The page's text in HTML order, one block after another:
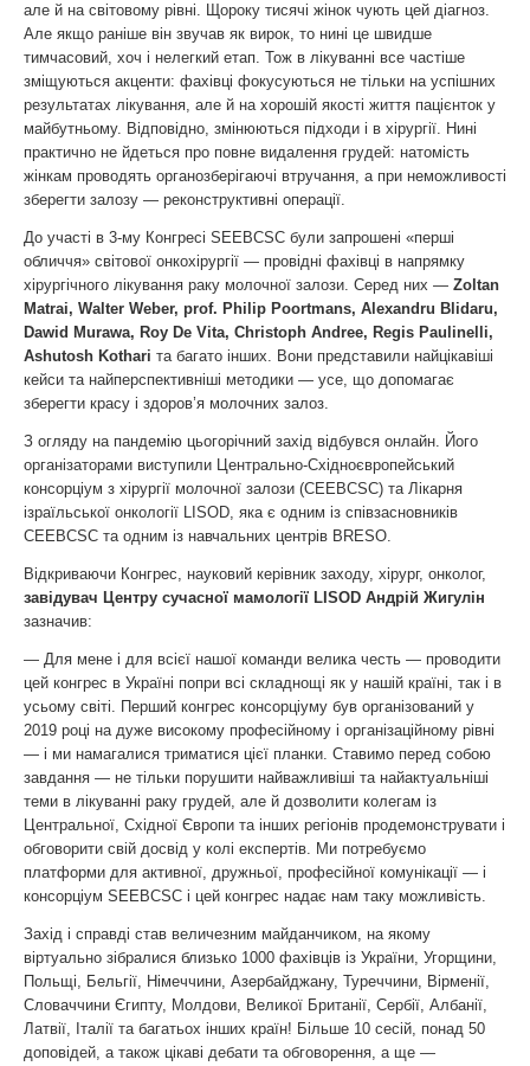
але й на світовому рівні. Щороку тисячі жінок чують цей діагноз.
Але якщо раніше він звучав як вирок, то нині це швидше
тимчасовий, хоч і нелегкий етап. Тож в лікуванні все частіше
зміщуються акценти: фахівці фокусуються не тільки на успішних
результатах лікування, але й на хорошій якості життя пацієнток у
майбутньому. Відповідно, змінюються підходи і в хірургії. Нині
практично не йдеться про повне видалення грудей: натомість
жінкам проводять органозберігаючі втручання, а при неможливості
зберегти залозу — реконструктивні операції.
До участі в 3-му Конгресі SEEBCSC були запрошені «перші
обличчя» світової онкохірургії — провідні фахівці в напрямку
хірургічного лікування раку молочної залози. Серед них — Zoltan
Matrai, Walter Weber, рrof. Philip Poortmans, Alexandru Blidaru,
Dawid Murawa, Roy De Vita, Christoph Andree, Regis Paulinelli,
Ashutosh Kothari та багато інших. Вони представили найцікавіші
кейси та найперспективніші методики — усе, що допомагає
зберегти красу і здоров’я молочних залоз.
З огляду на пандемію цьогорічний захід відбувся онлайн. Його
організаторами виступили Центрально-Східноєвропейський
консорціум з хірургії молочної залози (CEEBCSC) та Лікарня
ізраїльської онкології LISOD, яка є одним із співзасновників
CEEBCSC та одним із навчальних центрів BRESO.
Відкриваючи Конгрес, науковий керівник заходу, хірург, онколог,
завідувач Центру сучасної мамології LISOD Андрій Жигулін
зазначив:
— Для мене і для всієї нашої команди велика честь — проводити
цей конгрес в Україні попри всі складнощі як у нашій країні, так і в
усьому світі. Перший конгрес консорціуму був організований у
2019 році на дуже високому професійному і організаційному рівні
— і ми намагалися триматися цієї планки. Ставимо перед собою
завдання — не тільки порушити найважливіші та найактуальніші
теми в лікуванні раку грудей, але й дозволити колегам із
Центральної, Східної Європи та інших регіонів продемонструвати і
обговорити свій досвід у колі експертів. Ми потребуємо
платформи для активної, дружньої, професійної комунікації — і
консорціум SEEBCSC і цей конгрес надає нам таку можливість.
Захід і справді став величезним майданчиком, на якому
віртуально зібралися близько 1000 фахівців із України, Угорщини,
Польщі, Бельгії, Німеччини, Азербайджану, Туреччини, Вірменії,
Словаччини Єгипту, Молдови, Великої Британії, Сербії, Албанії,
Латвії, Італії та багатьох інших країн! Більше 10 сесій, понад 50
доповідей, а також цікаві дебати та обговорення, а ще —